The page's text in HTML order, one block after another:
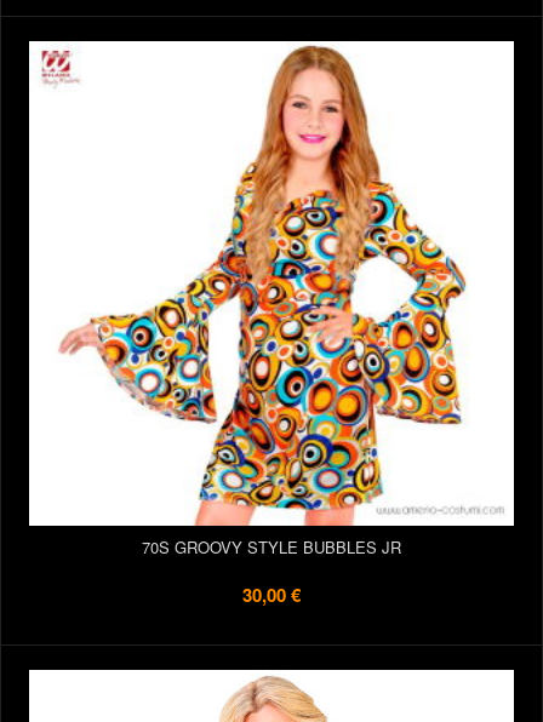
70S GROOVY STYLE BUBBLES JR
30,00 €